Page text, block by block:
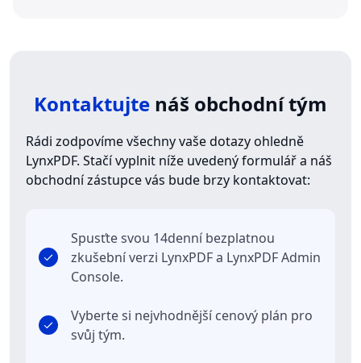
Kontaktujte náš obchodní tým
Rádi zodpovíme všechny vaše dotazy ohledně
LynxPDF. Stačí vyplnit níže uvedený formulář a náš
obchodní zástupce vás bude brzy kontaktovat:
Spusťte svou 14denní bezplatnou
zkušební verzi LynxPDF a LynxPDF Admin
Console.
Vyberte si nejvhodnější cenový plán pro
svůj tým.